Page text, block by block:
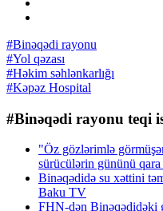
#Binəqədi rayonu
#Yol qəzası
#Həkim səhlənkarlığı
#Kəpəz Hospital
#Binəqədi rayonu teqi
"Öz gözlərimlə
sürücülərin gününü
Binəqədidə su xəttini
Baku TV
FHN-dən Binəqədidəki